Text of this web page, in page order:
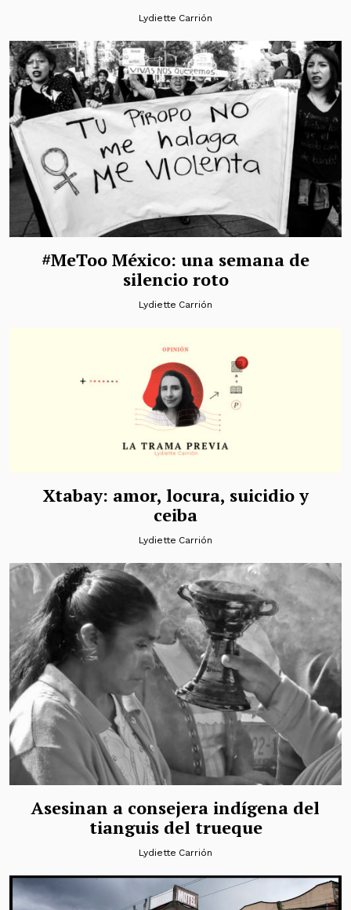
Lydiette Carrión
#MeToo México: una semana de
silencio roto
Lydiette Carrión
Xtabay: amor, locura, suicidio y
ceiba
Lydiette Carrión
Asesinan a consejera indígena del
tianguis del trueque
Lydiette Carrión